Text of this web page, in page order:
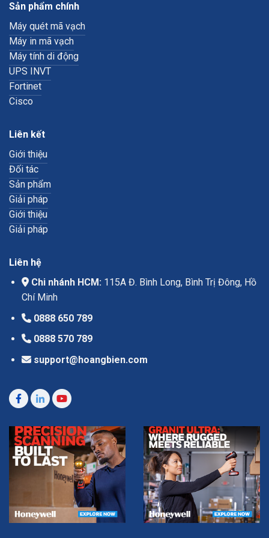
Sản phẩm chính
Máy quét mã vạch
Máy in mã vạch
Máy tính di động
UPS INVT
Fortinet
Cisco
Liên kết
Giới thiệu
Đối tác
Sản phẩm
Giải pháp
Giới thiệu
Giải pháp
Liên hệ
Chi nhánh HCM:115A Đ. Bình Long, Bình Trị Đông, Hồ
Chí Minh
0888 650 789
0888 570 789
support@hoangbien.com